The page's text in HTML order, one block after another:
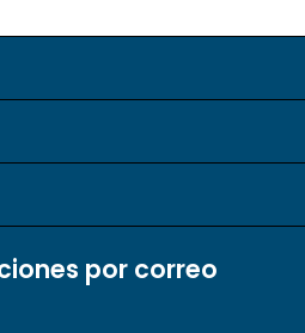
por correo